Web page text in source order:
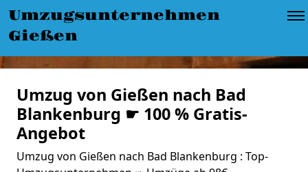
Umzugsunternehmen
Gießen
Umzug von Gießen nach Bad
Blankenburg ☛ 100 % Gratis-
Angebot
Umzug von Gießen nach Bad Blankenburg : Top-